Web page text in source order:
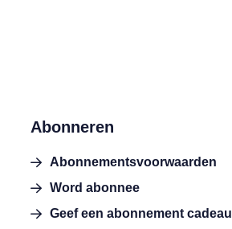
Abonneren
Abonnementsvoorwaarden
Word abonnee
Geef een abonnement cadeau